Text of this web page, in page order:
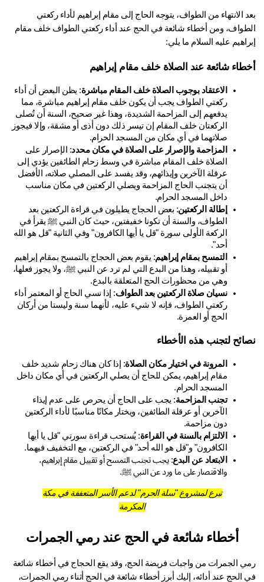
بعد الانتهاء من الطواف، يتوجه الحاج إلى مقام إبراهيم لأداء ركعتي
الطواف، ومن أخطاء شائعة في الحج عند أداء ركعتي الطواف خلف مقام
عليه السلام ما يلي:
شائعة عند الصلاة خلف مقام إبراهيم
الاعتقاد بوجوب الصلاة خلف المقام مباشرة
: يظن البعض أن أداء
ركعتي الطواف يجب أن يكون خلف مقام إبراهيم مباشرة، مما
يدفعهم إلى المزاحمة الشديدة، وهذا غير صحيح، السنة أن تُصلى
الركعتان خلف المقام إن تيسر ذلك دون أذى أو مشقة، وإلا فيجوز
صلاتهما في أي مكان من المسجد الحرام.
المزاحمة والإصرار على الصلاة في مكان محدد
: الإصرار على
الصلاة خلف المقام مباشرة في وسط زحام الطائفين يؤدي إلى
عرقلة الآخرين وإيذائهم، وقد يفسد على المصلي صلاته، الأفضل
أن يتجنب الحاج المزاحمة ويصلي الركعتين في مكان مناسب
داخل المسجد الحرام.
إطالة الركعتين
: بعض الحجاج يطيلون في قراءة الركعتين بعد
الركعة الأولى سورة "قل يا أيها الكافرون" وفي الثانية "قل هو الله
التمسح بمقام إبراهيم
أو تقبيله، وهذا من البدع التي لم ترد عن النبي ﷺ، ولا يجوز فعلها،
وهي من محظورات الحج المتعلقة بالبدع.
نسيان صلاة الركعتين بعد الطواف
ركعتي الطواف، فإنه لا شيء عليه، لأنهما سنة وليستا من أركان
الحج أو العمرة.
لتجنب هذه الأخطاء
المرونة في اختيار مكان الصلاة
: إذا كان هناك زحام شديد خلف
مقام إبراهيم، يمكن للحاج أن يصلي الركعتين في أي مكان داخل
المسجد الحرام.
تجنب المزاحمة
الآخرين أو عرقلة الطائفين، ويختار مكانًا مناسبًا لأداء الركعتين
دون مزاحمة.
الالتزام بالسنة في القراءة
: يُستحب قراءة سورتي "قل يا أيها
الكافرون" و"قل هو الله أحد" في الركعتين، مع التخفيف فيهما.
الابتعاد عن البدع
: يجب تجنب التمسح أو تقبيل مقام إبراهيم،
والاقتصار على ما ورد عن النبي ﷺ.
تبرع لمشروع "سلة الحرم" لدعم الأسر المتعففة في مكة
المكرمة
أخطاء شائعة في الحج عند رمي الجمرات
رمي الجمرات من واجبات فريضة الحج، وقد يقع الحجاج في أخطاء شائعة
في الحج عند أدائه، إليك أبرز أخطاء شائعة في الحج أثناء رمي الجمرات،